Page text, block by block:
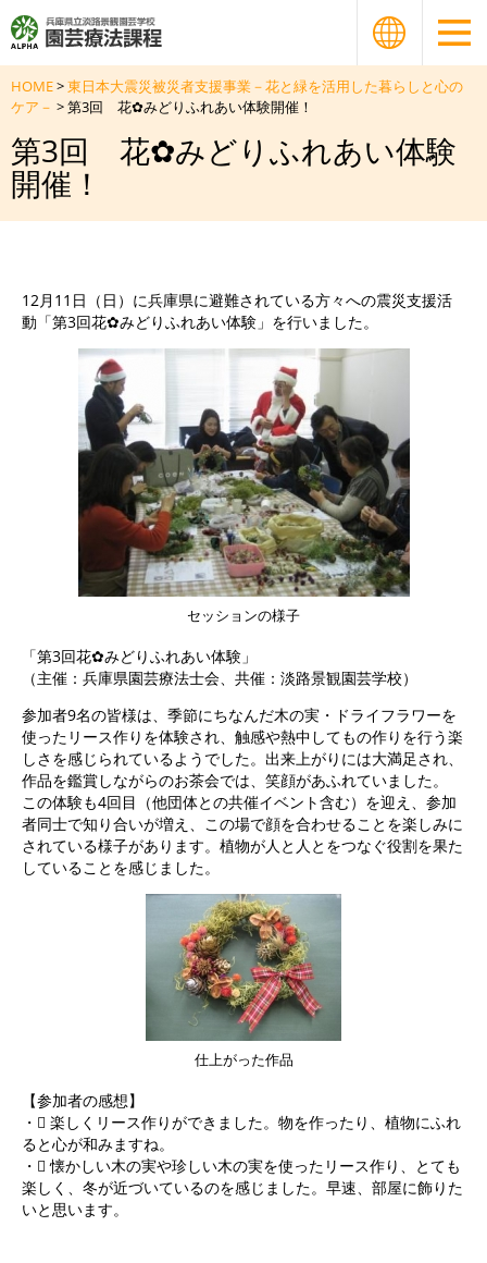
HOME>東日本大震災被災者支援事業－花と緑を活用した暮らしと心の
ケア－ > 第3回 花✿みどりふれあい体験開催！
第3回 花✿みどりふれあい体験
開催！
12月11日（日）に兵庫県に避難されている方々への震災支援活
動「第3回花✿みどりふれあい体験」を行いました。
セッションの様子
「第3回花✿みどりふれあい体験」
（主催：兵庫県園芸療法士会、共催：淡路景観園芸学校）
参加者9名の皆様は、季節にちなんだ木の実・ドライフラワーを
使ったリース作りを体験され、触感や熱中してもの作りを行う楽
しさを感じられているようでした。出来上がりには大満足され、
作品を鑑賞しながらのお茶会では、笑顔があふれていました。
この体験も4回目（他団体との共催イベント含む）を迎え、参加
者同士で知り合いが増え、この場で顔を合わせることを楽しみに
されている様子があります。植物が人と人とをつなぐ役割を果た
していることを感じました。
仕上がった作品
【参加者の感想】
・ 楽しくリース作りができました。物を作ったり、植物にふれ
ると心が和みますね。
・ 懐かしい木の実や珍しい木の実を使ったリース作り、とても
楽しく、冬が近づいているのを感じました。早速、部屋に飾りた
いと思います。